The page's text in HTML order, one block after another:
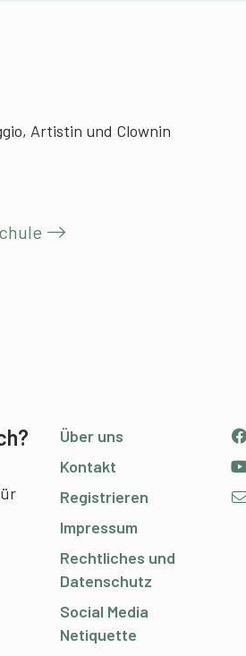
Artistin und Clownin
Über uns
Kontakt
Registrieren
Impressum
Rechtliches und
Datenschutz
Social Media
Netiquette